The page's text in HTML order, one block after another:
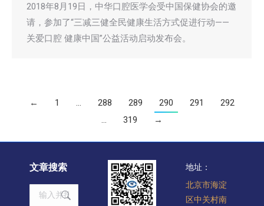
2018年8月19日，中华口腔医学会受中国保健协会的邀
请，参加了“三减三健全民健康生活方式促进行动——
关爱口腔 健康中国”公益活动启动发布会。
← 1 … 288 289 290 291
292
…
319 →
文章搜索
Search:
地址：
北京市海淀
区中关村南